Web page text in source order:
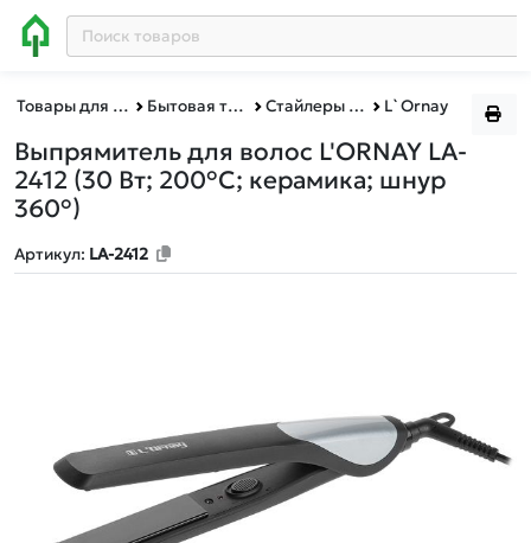
Товары для дома Бытовая техника Стайлеры для волос L`Ornay
Выпрямитель для волос L'ORNAY LA-
2412 (30 Вт; 200°С; керамика; шнур
360°)
Артикул: LA-2412